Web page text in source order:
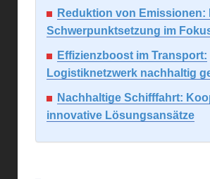
Reduktion von Emissionen:
Schwerpunktsetzung im
Effizienzboost im Transport:
Logistiknetzwerk nachhaltig
Nachhaltige Schifffahrt:
innovative Lösungsansätze